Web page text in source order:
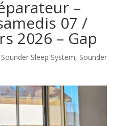
–
07 /
2026 – Gap
Sleep System, Sounder